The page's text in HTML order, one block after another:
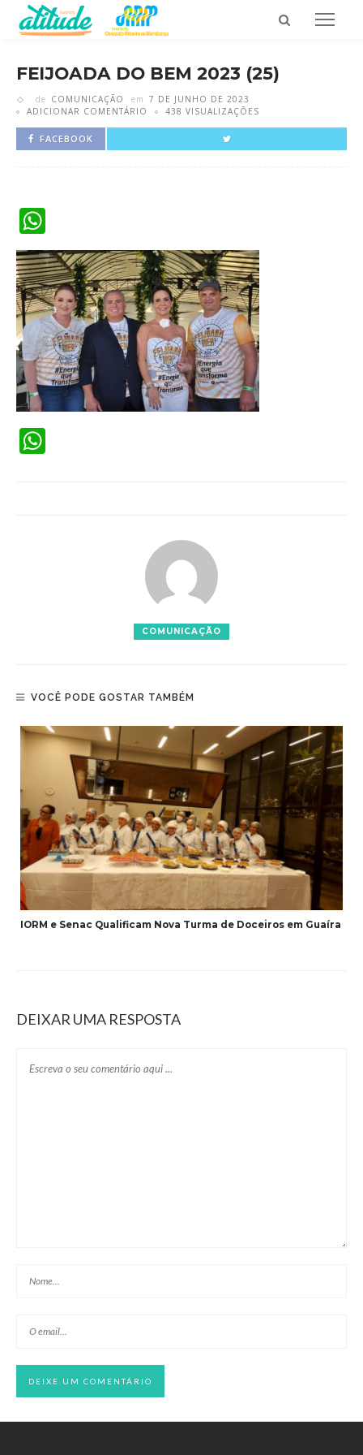
FEIJOADA DO BEM 2023 (25)
de COMUNICAÇÃO em 7 DE JUNHO DE 2023
ADICIONAR COMENTÁRIO
438 VISUALIZAÇÕES
FACEBOOK
COMUNICAÇÃO
VOCÊ PODE GOSTAR TAMBÉM
IORM e Senac Qualificam Nova Turma de Doceiros em Guaíra
DEIXAR UMA RESPOSTA